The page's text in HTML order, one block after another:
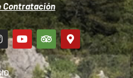
Contratación